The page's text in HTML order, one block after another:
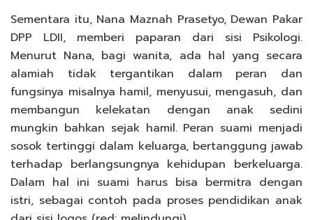
Sementara itu, Nana Maznah Prasetyo, Dewan Pakar
DPP LDII, memberi paparan dari sisi Psikologi.
Menurut Nana, bagi wanita, ada hal yang secara
alamiah tidak tergantikan dalam peran dan
fungsinya misalnya hamil, menyusui, mengasuh, dan
membangun kelekatan dengan anak sedini
mungkin bahkan sejak hamil. Peran suami menjadi
sosok tertinggi dalam keluarga, bertanggung jawab
terhadap berlangsungnya kehidupan berkeluarga.
Dalam hal ini suami harus bisa bermitra dengan
istri, sebagai contoh pada proses pendidikan anak